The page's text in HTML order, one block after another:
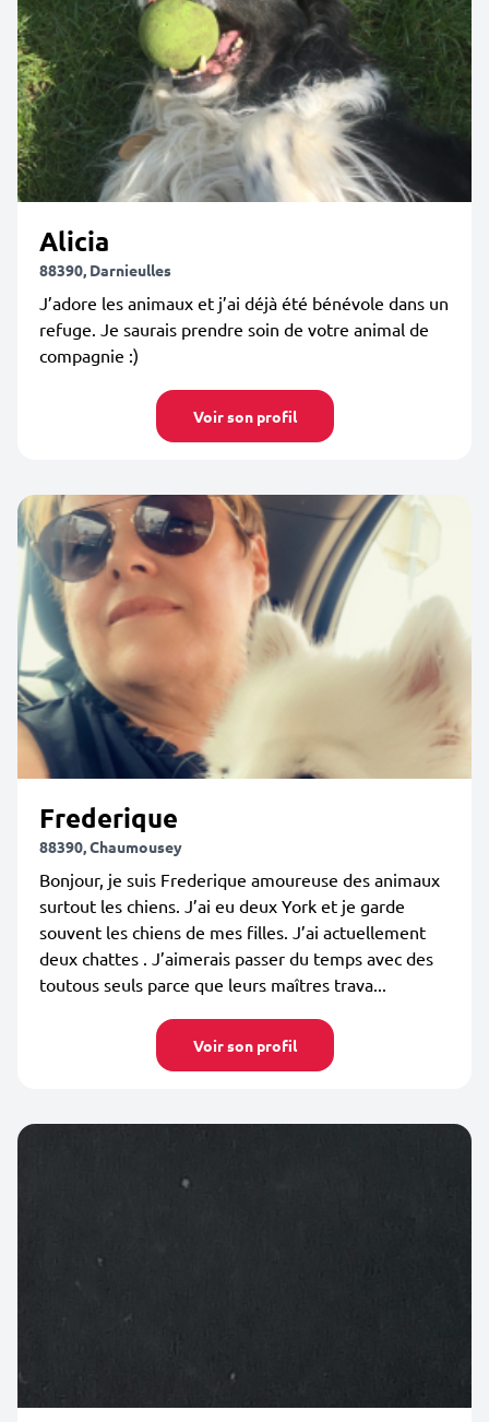
Alicia
88390, Darnieulles
J’adore les animaux et j’ai déjà été bénévole dans un
refuge. Je saurais prendre soin de votre animal de
compagnie :)
Voir son profil
Frederique
88390, Chaumousey
Bonjour, je suis Frederique amoureuse des animaux
surtout les chiens. J’ai eu deux York et je garde
souvent les chiens de mes filles. J’ai actuellement
deux chattes . J’aimerais passer du temps avec des
toutous seuls parce que leurs maîtres trava...
Voir son profil